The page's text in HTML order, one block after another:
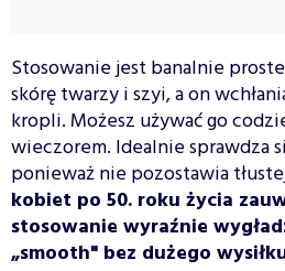
Stosowanie jest banalnie
skórę twarzy i szyi, a on
kropli. Możesz używać go
wieczorem. Idealnie sprawdza
ponieważ nie pozostawia
kobiet po 50. roku życia
stosowanie wyraźnie
„smooth" bez dużego